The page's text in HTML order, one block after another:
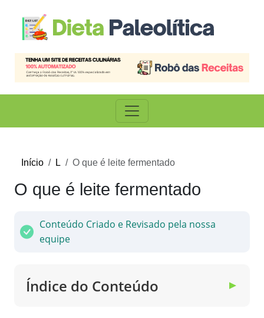
Início L O que é leite fermentado
O que é leite fermentado
Conteúdo Criado e Revisado pela nossa
equipe
Índice do Conteúdo ▼